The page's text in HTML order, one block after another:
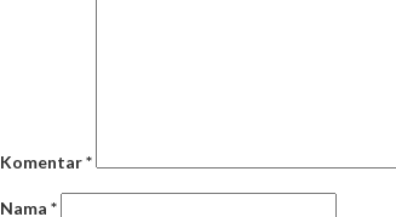
Komentar*
Nama *